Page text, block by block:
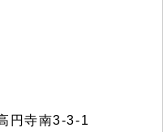
円寺南3-3-1